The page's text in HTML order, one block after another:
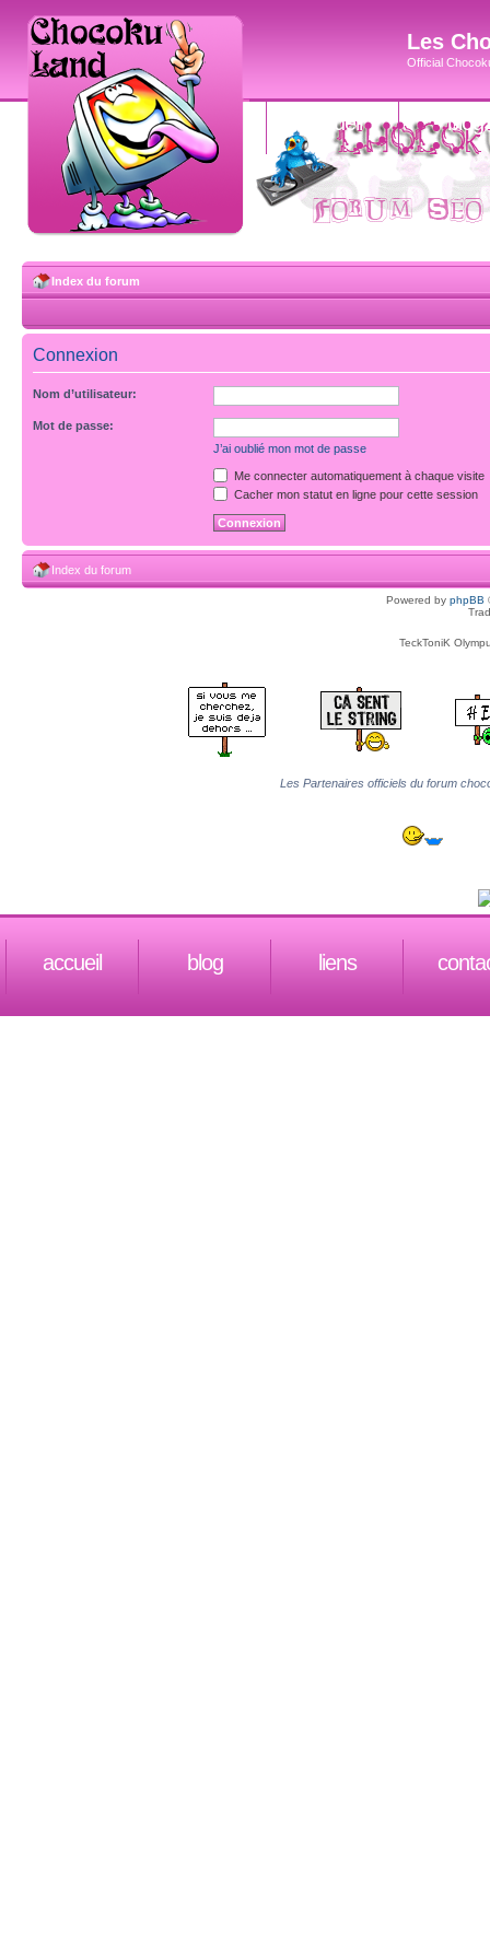
Les
Official
accueil blog
Index du forum
Connexion
Nom d’utilisateur:
Mot de passe:
J’ai oublié mon mot de passe
Me connecter automatiquement à chaque visite
Cacher mon statut en ligne pour cette session
Index du forum
Powered by phpBB
TeckToniK
Les Partenaires officiels du forum
accueil blog liens